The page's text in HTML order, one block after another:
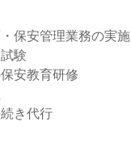
保安管理業務の実施
験
安教育研修
き代行